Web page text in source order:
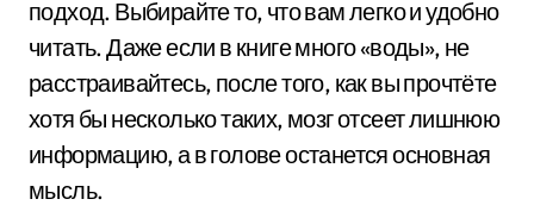
подход. Выбирайте то, что вам легко и удобно
читать. Даже если в книге много «воды», не
расстраивайтесь, после того, как вы прочтёте
хотя бы несколько таких, мозг отсеет лишнюю
информацию, а в голове останется основная
мысль.